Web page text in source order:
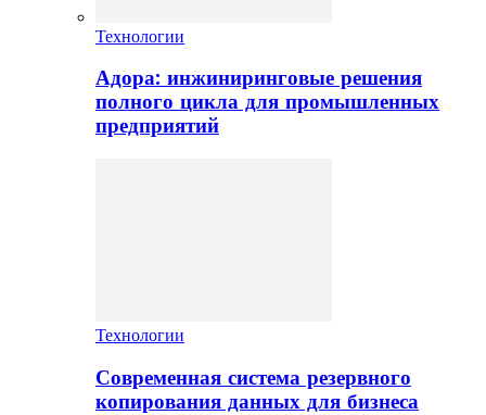
Технологии
Адора: инжиниринговые решения
полного цикла для промышленных
предприятий
Технологии
Современная система резервного
копирования данных для бизнеса